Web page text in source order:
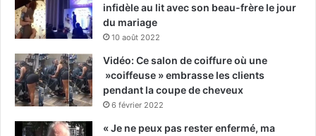
infidèle au lit avec son beau-frère le jour
du mariage
10 août 2022
Vidéo: Ce salon de coiffure où une
»coiffeuse » embrasse les clients
pendant la coupe de cheveux
6 février 2022
« Je ne peux pas rester enfermé, ma